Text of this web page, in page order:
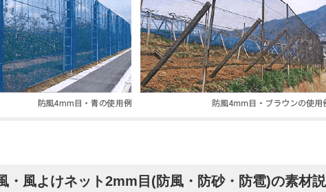
・風よけネット2mm目(防風・防砂・防雹)の素材